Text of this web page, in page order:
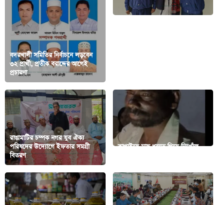
বদরখালী সমিতির নির্বাচনে লড়বেন
৩২ প্রার্থী, প্রতীক বরাদ্দের আগেই
প্রচারণা
রাঙামাটির চম্পক নগর যুব ঐক্য
পরিষদের উদ্যোগে ইফতার সমগ্রী
বিতরণ
কাপ্তাইয়ে মাছ ধরতে গিয়ে নিখোঁজ